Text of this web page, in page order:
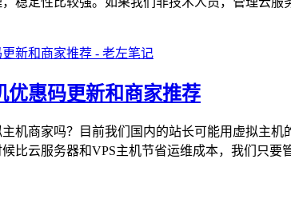
优惠码更新和商家推荐
机商家吗？目前我们国内的站长可能用虚拟主
比云服务器和VPS主机节省运维成本，我们只要